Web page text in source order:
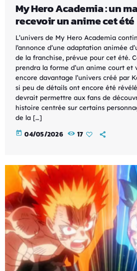
My Hero Academia : un
recevoir un anime cet été
L’univers de My Hero Academia
l’annonce d’une adaptation animée
de la franchise, prévue pour cet été.
prendra la forme d’un anime court et
encore davantage l’univers créé par
si peu de détails ont encore été
devrait permettre aux fans de
histoire centrée sur certains
de la […]
today 04/05/2026 17